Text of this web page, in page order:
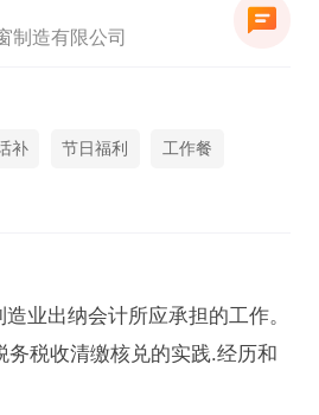
制造有限公司
补 节日福利 工作餐
业出纳会计所应承担的工作。
务税收清缴核兑的实践.经历和